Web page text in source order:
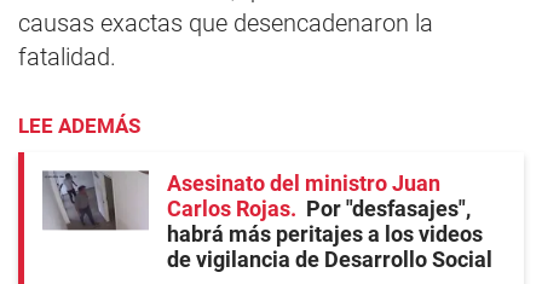
causas exactas que desencadenaron la
fatalidad.
LEE ADEMÁS
Asesinato del ministro Juan
Carlos Rojas
Por "desfasajes",
habrá más peritajes a los videos
de vigilancia de Desarrollo Social